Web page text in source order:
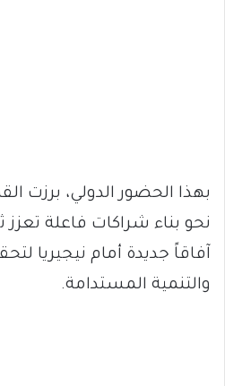
بهذا الحضور الدولي، برزت
نحو بناء شراكات فاعلة
آفاقاً جديدة أمام نيجيريا
والتنمية المستدامة.